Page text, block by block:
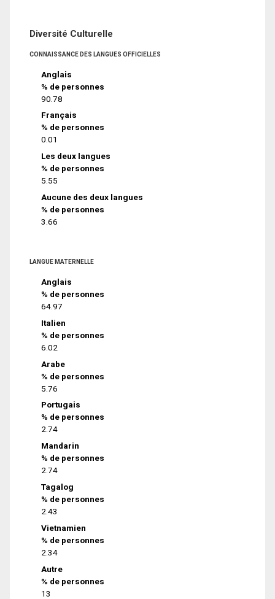
Diversité Culturelle
CONNAISSANCE DES LANGUES OFFICIELLES
Anglais
% de personnes
90.78
Français
% de personnes
0.01
Les deux langues
% de personnes
5.55
Aucune des deux langues
% de personnes
3.66
LANGUE MATERNELLE
Anglais
% de personnes
64.97
Italien
% de personnes
6.02
Arabe
% de personnes
5.76
Portugais
% de personnes
2.74
Mandarin
% de personnes
2.74
Tagalog
% de personnes
2.43
Vietnamien
% de personnes
2.34
Autre
% de personnes
13